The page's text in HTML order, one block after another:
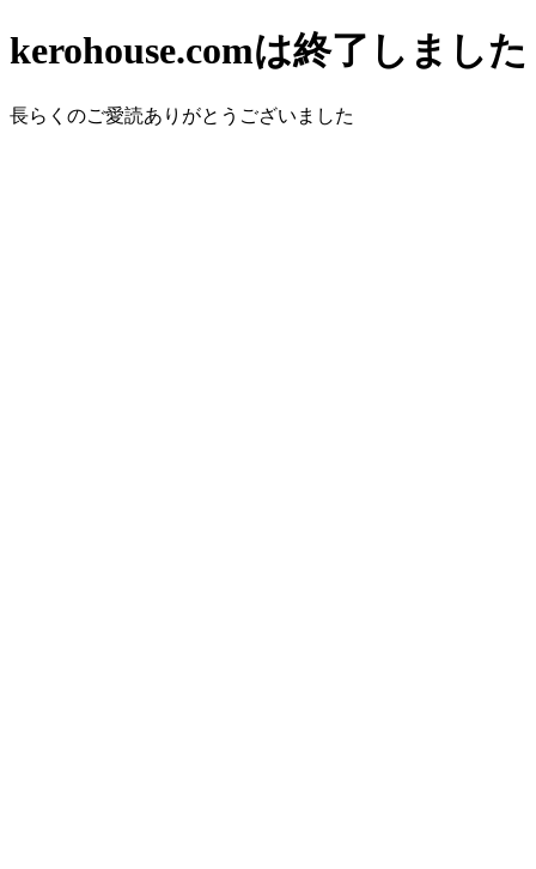
kerohouse.comは終了しました
長らくのご愛読ありがとうございました